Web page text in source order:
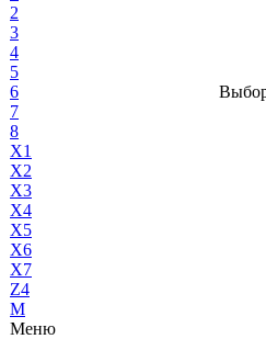
2
3
4
5
6
7
8
X1
X2
X3
X4
X5
X6
X7
Z4
М
Меню